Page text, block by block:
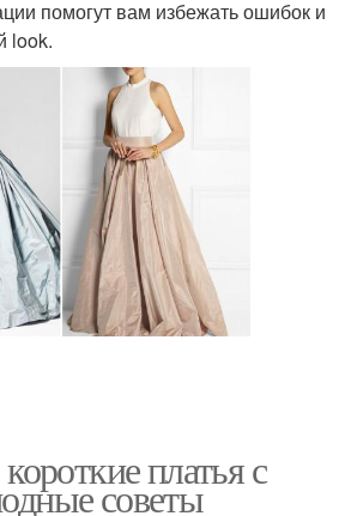
помогут вам избежать ошибок и
look.
платья с
советы